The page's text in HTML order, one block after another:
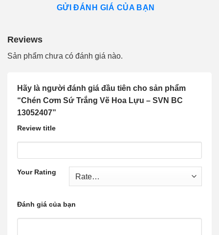
GỬI ĐÁNH GIÁ CỦA BẠN
Reviews
Sản phẩm chưa có đánh giá nào.
Hãy là người đánh giá đầu tiên cho sản phẩm
“Chén Cơm Sứ Trắng Vẽ Hoa Lựu – SVN BC
13052407”
Review title
Your Rating
Đánh giá của bạn